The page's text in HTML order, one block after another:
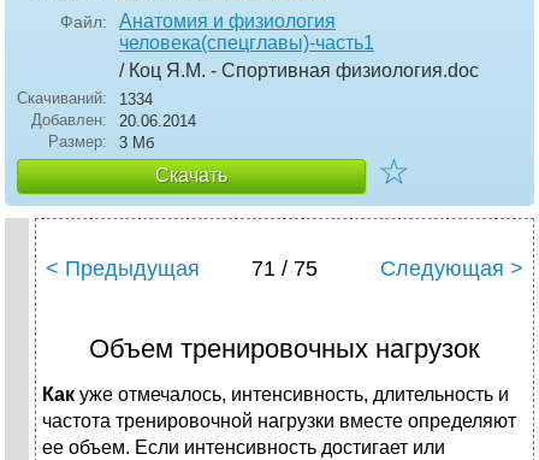
Файл:
Анатомия и физиология
человека(спецглавы)-часть1
/ Коц Я.М. - Спортивная физиология.doc
Скачиваний:
1334
Добавлен:
20.06.2014
Размер:
3 Мб
Скачать ☆
< Предыдущая 71 / 75 Следующая >
Объем тренировочных нагрузок
Как уже отмечалось, интенсивность, длительность и
частота тренировочной нагрузки вместе определяют
ее объем. Если интенсивность достигает или